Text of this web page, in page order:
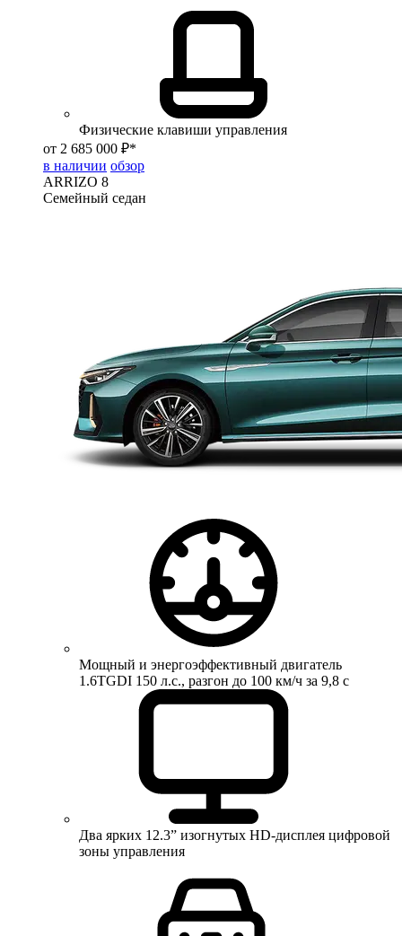
Физические клавиши управления
от 2 685 000 ₽*
в наличии обзор
ARRIZO 8
Семейный седан
Мощный и энергоэффективный двигатель
1.6TGDI 150 л.с., разгон до 100 км/ч за 9,8 с
Два ярких 12.3” изогнутых HD-дисплея цифровой
зоны управления